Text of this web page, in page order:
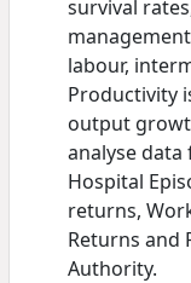
survival
labour,
Productivity
output
analyse
Hospital
returns,
Returns and
Authority.